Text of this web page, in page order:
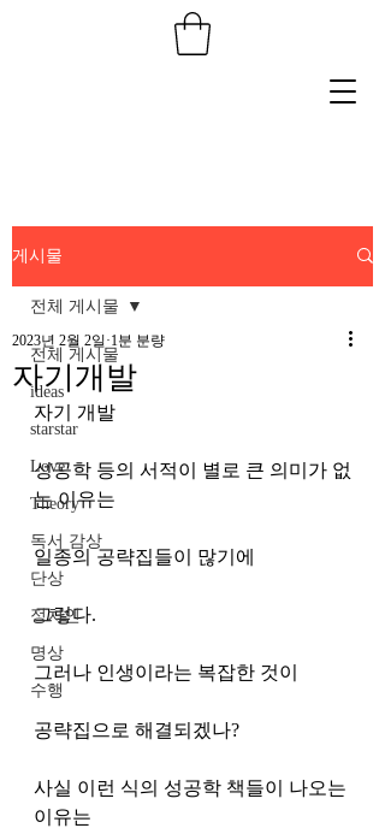
게시물
전체 게시물
ideas
starstar
Love
Theory
독서 감상
단상
정치인
명상
수행
전체 게시물
자기개발
2023년 2월 2일 1분 분량
자기 개발
성공학 등의 서적이 별로 큰 의미가 없
는 이유는
일종의 공략집들이 많기에
그렇다.
그러나 인생이라는 복잡한 것이
공략집으로 해결되겠나?
사실 이런 식의 성공학 책들이 나오는
이유는